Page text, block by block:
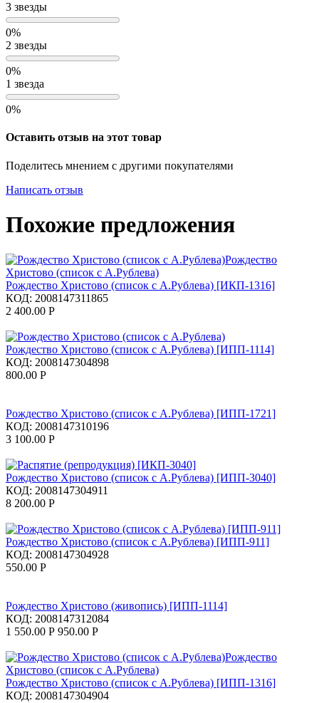
3 звезды
0%
2 звезды
0%
1 звезда
0%
Оставить отзыв на этот товар
Поделитесь мнением с другими покупателями
Написать отзыв
Похожие предложения
Рождество Христово (список с А.Рублева) [ИКП-1316]
КОД: 2008147311865
2 400.00 Р
Рождество Христово (список с А.Рублева) [ИПП-1114]
КОД: 2008147304898
800.00 Р
Рождество Христово (список с А.Рублева) [ИПП-1721]
КОД: 2008147310196
3 100.00 Р
Рождество Христово (список с А.Рублева) [ИПП-3040]
КОД: 2008147304911
8 200.00 Р
Рождество Христово (список с А.Рублева) [ИПП-911]
КОД: 2008147304928
550.00 Р
Рождество Христово (живопись) [ИПП-1114]
КОД: 2008147312084
1 550.00 Р 950.00 Р
Рождество Христово (список с А.Рублева) [ИПП-1316]
КОД: 2008147304904